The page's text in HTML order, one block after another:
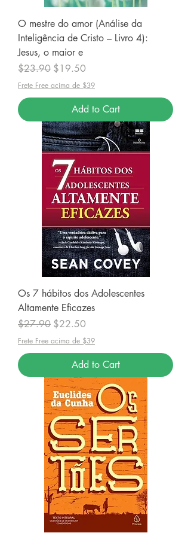
O mestre do amor (Análise da
Inteligência de Cristo – Livro 4):
Jesus, o maior e
Regular Price
$23.90 Sale Price
$19.50
Frete Free acima de $39
Add to Cart
Os 7 hábitos dos Adolescentes
Altamente Eficazes
Regular Price
$27.90 Sale Price
$22.50
Frete Free acima de $39
Add to Cart